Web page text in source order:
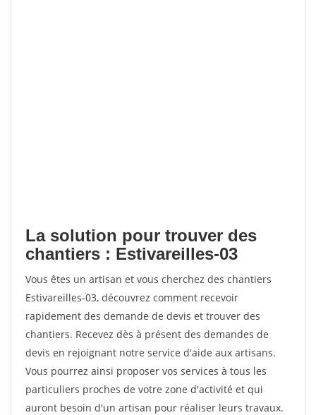
La solution pour trouver des
chantiers : Estivareilles-03
Vous êtes un artisan et vous cherchez des chantiers
Estivareilles-03, découvrez comment recevoir
rapidement des demande de devis et trouver des
chantiers. Recevez dès à présent des demandes de
devis en rejoignant notre service d'aide aux artisans.
Vous pourrez ainsi proposer vos services à tous les
particuliers proches de votre zone d'activité et qui
auront besoin d'un artisan pour réaliser leurs travaux.